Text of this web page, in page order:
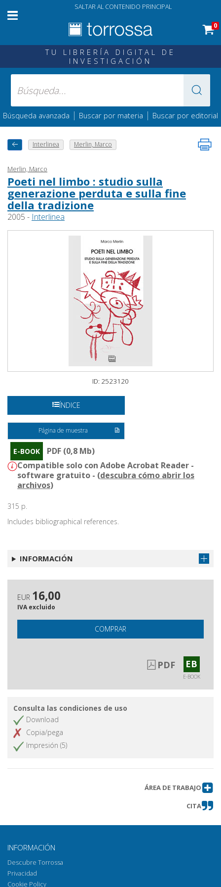
SALTAR AL CONTENIDO PRINCIPAL
0
TU LIBRERÍA DIGITAL DE
INVESTIGACIÓN
Búsqueda avanzada | Buscar por materia | Buscar por editorial
Interlinea Merlin, Marco
Merlin, Marco
Poeti nel limbo : studio sulla
generazione perduta e sulla fine
della tradizione
2005 - Interlinea
ID: 2523120
ÍNDICE
Página de muestra
E-BOOK
PDF (0,8 Mb)
Compatible solo con Adobe Acrobat Reader -
software gratuito - (descubra cómo abrir los
archivos)
315 p.
Includes bibliographical references.
INFORMACIÓN
EUR 16,00
IVA excluido
COMPRAR
PDF EB
E-BOOK
Consulta las condiciones de uso
Download
Copia/pega
Impresión (5)
ÁREA DE TRABAJO
CITA
INFORMACIÓN
Descubre Torrossa
Privacidad
Cookie Policy